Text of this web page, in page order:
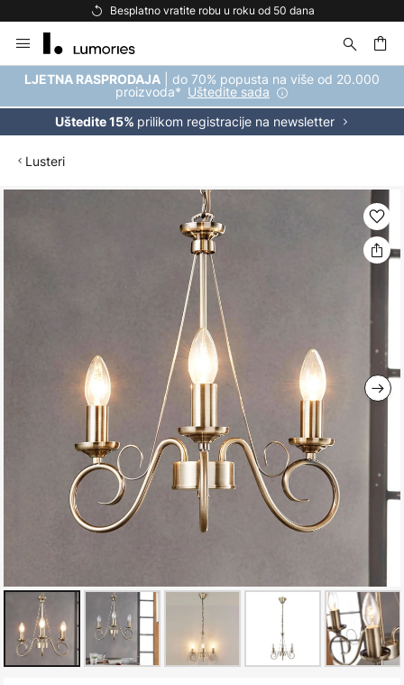
Besplatno vratite robu u roku od 50 dana
to
Content
LJETNA RASPRODAJA | do 70% popusta na više od 20.000
proizvoda* Uštedite sada
Uštedite 15% prilikom registracije na newsletter
Lusteri